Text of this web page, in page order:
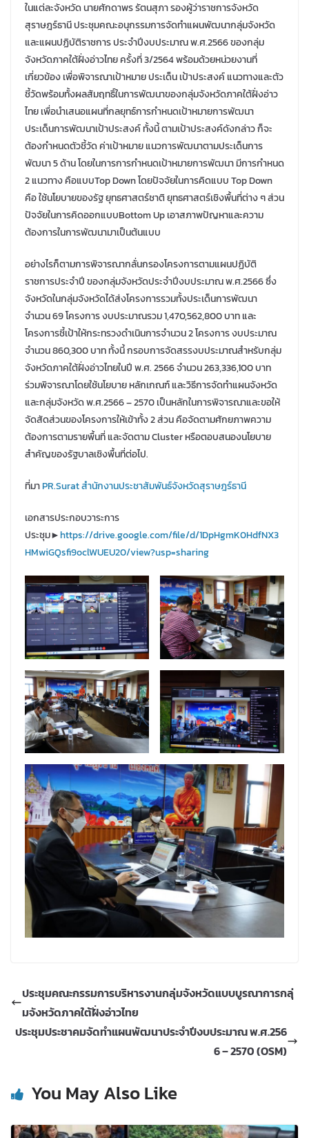
ในแต่ละจังหวัด นายศักดาพร รัตนสุภา รองผู้ว่าราชการจังหวัด
สุราษฎร์ธานี ประชุมคณะอนุกรรมการจัดทำแผนพัฒนากลุ่มจังหวัด
และแผนปฏิบัติราชการ ประจำปีงบประมาณ พ.ศ.2566 ของกลุ่ม
จังหวัดภาคใต้ฝั่งอ่าวไทย ครั้งที่ 3/2564 พร้อมด้วยหน่วยงานที่
เกี่ยวข้อง เพื่อพิจารณาเป้าหมาย ประเด็น เป้าประสงค์ แนวทางและตัว
ชี้วัดพร้อมทั้งผลสัมฤทธิ์ในการพัฒนาของกลุ่มจังหวัดภาคใต้ฝั่งอ่าว
ไทย เพื่อนำเสนอแผนที่กลยุทธ์การกำหนดเป้าหมายการพัฒนา
ประเด็นการพัฒนาเป้าประสงค์ ทั้งนี้ ตามเป้าประสงค์ดังกล่าว ก็จะ
ต้องกำหนดตัวชี้วัด ค่าเป้าหมาย แนวการพัฒนาตามประเด็นการ
พัฒนา 5 ด้าน โดยในการการกำหนดเป้าหมายการพัฒนา มีการกำหนด
2 แนวทาง คือแบบTop Down โดยปัจจัยในการคิดแบบ Top Down
คือ ใช้นโยบายของรัฐ ยุทธศาสตร์ชาติ ยุทธศาสตร์เชิงพื้นที่ต่าง ๆ ส่วน
ปัจจัยในการคิดออกแบบBottom Up เอาสภาพปัญหาและความ
ต้องการในการพัฒนามาเป็นต้นแบบ
อย่างไรก็ตามการพิจารณากลั่นกรองโครงการตามแผนปฏิบัติ
ราชการประจำปี ของกลุ่มจังหวัดประจำปีงบประมาณ พ.ศ.2566 ซึ่ง
จังหวัดในกลุ่มจังหวัดได้ส่งโครงการรวมทั้งประเด็นการพัฒนา
จำนวน 69 โครงการ งบประมาณรวม 1,470,562,800 บาท และ
โครงการชี้เป้าให้กระทรวงดำเนินการจำนวน 2 โครงการ งบประมาณ
จำนวน 860,300 บาท ทั้งนี้ กรอบการจัดสรรงบประมาณสำหรับกลุ่ม
จังหวัดภาคใต้ฝั่งอ่าวไทยในปี พ.ศ. 2566 จำนวน 263,336,100 บาท
ร่วมพิจารณาโดยใช้นโยบาย หลักเกณฑ์ และวิธีการจัดทำแผนจังหวัด
และกลุ่มจังหวัด พ.ศ.2566 – 2570 เป็นหลักในการพิจารณาและขอให้
จัดสัดส่วนของโครงการให้เข้าทั้ง 2 ส่วน คือจัดตามศักยภาพความ
ต้องการตามรายพื้นที่ และจัดตาม Cluster หรือตอบสนองนโยบาย
สำคัญของรัฐบาลเชิงพื้นที่ต่อไป.
ที่มาPR.Surat สำนักงานประชาสัมพันธ์จังหวัดสุราษฎร์ธานี
เอกสารประกอบวาระการ
ประชุม►https://drive.google.com/file/d/1DpHgmK0HdfNX3
HMwiGQsfi9oclWUEU20/view?usp=sharing
ประชุมคณะกรรมการบริหารงานกลุ่มจังหวัดแบบบูรณาการกลุ่
มจังหวัดภาคใต้ฝั่งอ่าวไทย
ประชุมประชาคมจัดทำแผนพัฒนาประจำปีงบประมาณ พ.ศ.256
6 – 2570 (OSM)
You May Also Like